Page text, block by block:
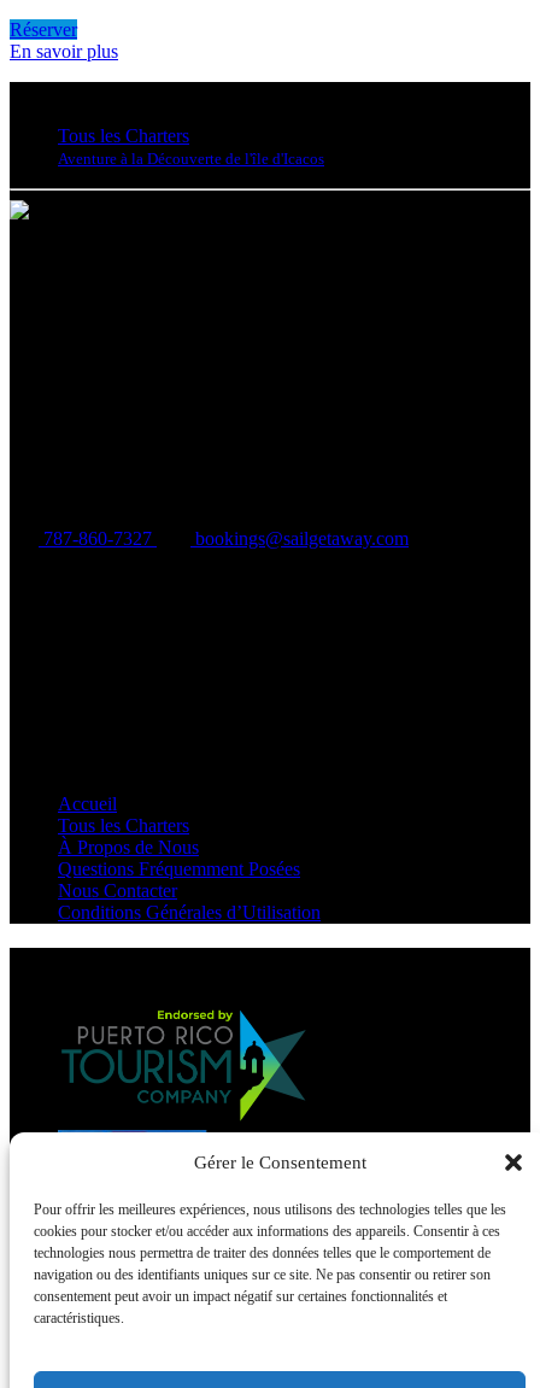
Gérer le Consentement
Pour offrir les meilleures expériences, nous utilisons des technologies telles que les
cookies pour stocker et/ou accéder aux informations des appareils. Consentir à ces
technologies nous permettra de traiter des données telles que le comportement de
navigation ou des identifiants uniques sur ce site. Ne pas consentir ou retirer son
consentement peut avoir un impact négatif sur certaines fonctionnalités et
caractéristiques.
Réserver
En savoir plus
Tous les Charters
Aventure à la Découverte de l'île d'Icacos
787-860-7327 bookings@sailgetaway.com
Accueil
Tous les Charters
À Propos de Nous
Questions Fréquemment Posées
Nous Contacter
Conditions Générales d’Utilisation